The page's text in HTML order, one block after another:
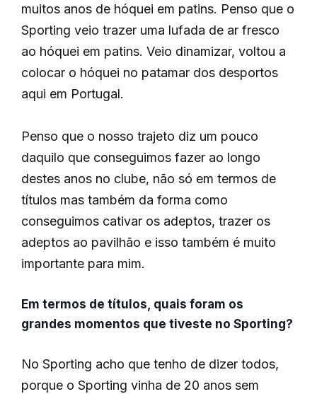
muitos anos de hóquei em patins. Penso que o
Sporting veio trazer uma lufada de ar fresco
ao hóquei em patins. Veio dinamizar, voltou a
colocar o hóquei no patamar dos desportos
aqui em Portugal.
Penso que o nosso trajeto diz um pouco
daquilo que conseguimos fazer ao longo
destes anos no clube, não só em termos de
títulos mas também da forma como
conseguimos cativar os adeptos, trazer os
adeptos ao pavilhão e isso também é muito
importante para mim.
Em termos de títulos, quais foram os
grandes momentos que tiveste no Sporting?
No Sporting acho que tenho de dizer todos,
porque o Sporting vinha de 20 anos sem